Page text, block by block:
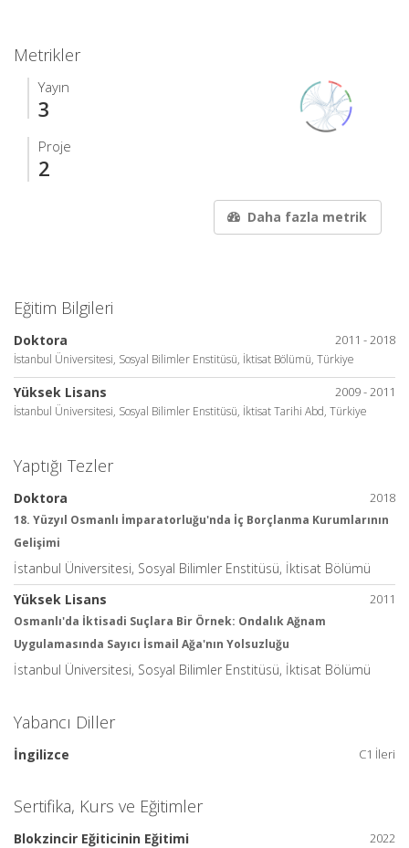
Metrikler
Yayın
3
Proje
2
Daha fazla metrik
Eğitim Bilgileri
2011 - 2018
Doktora
İstanbul Üniversitesi, Sosyal Bilimler Enstitüsü, İktisat Bölümü, Türkiye
2009 - 2011
Yüksek Lisans
İstanbul Üniversitesi, Sosyal Bilimler Enstitüsü, İktisat Tarihi Abd, Türkiye
Yaptığı Tezler
2018
Doktora
18. Yüzyıl Osmanlı İmparatorluğu'nda İç Borçlanma Kurumlarının
Gelişimi
İstanbul Üniversitesi, Sosyal Bilimler Enstitüsü, İktisat Bölümü
2011
Yüksek Lisans
Osmanlı'da İktisadi Suçlara Bir Örnek: Ondalık Ağnam
Uygulamasında Sayıcı İsmail Ağa'nın Yolsuzluğu
İstanbul Üniversitesi, Sosyal Bilimler Enstitüsü, İktisat Bölümü
Yabancı Diller
C1 İleri
İngilizce
Sertifika, Kurs ve Eğitimler
2022
Blokzincir Eğiticinin Eğitimi